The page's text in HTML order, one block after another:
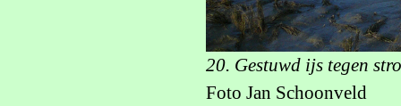
20. Gestuwd ijs tegen
Foto Jan Schoonveld